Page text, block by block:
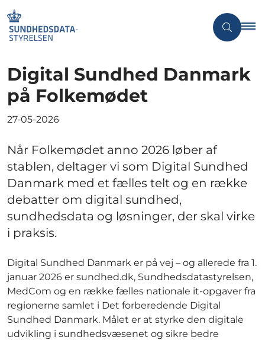
Digital Sundhed Danmark
på Folkemødet
27-05-2026
Når Folkemødet anno 2026 løber af
stablen, deltager vi som Digital Sundhed
Danmark med et fælles telt og en række
debatter om digital sundhed,
sundhedsdata og løsninger, der skal virke
i praksis.
Digital Sundhed Danmark er på vej – og allerede fra 1.
januar 2026 er sundhed.dk, Sundhedsdatastyrelsen,
MedCom og en række fælles nationale it-opgaver fra
regionerne samlet i Det forberedende Digital
Sundhed Danmark. Målet er at styrke den digitale
udvikling i sundhedsvæsenet og sikre bedre